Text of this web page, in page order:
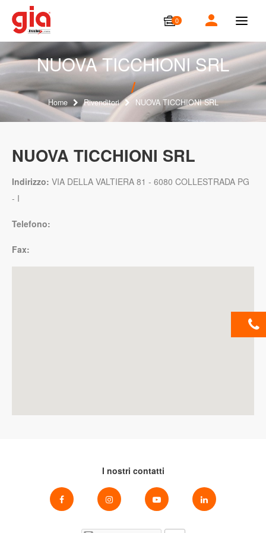
0
T
g
g
l
n
a
v
i
o
NUOVA TICCHIONI SRL
Home Rivenditori NUOVA TICCHIONI SRL
NUOVA TICCHIONI SRL
Indirizzo: VIA DELLA VALTIERA 81 - 6080 COLLESTRADA PG
- I
Telefono:
Fax:
I nostri contatti